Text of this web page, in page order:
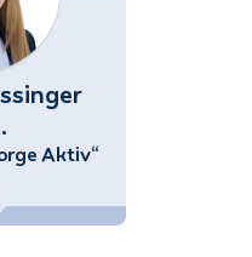
Aktiv“